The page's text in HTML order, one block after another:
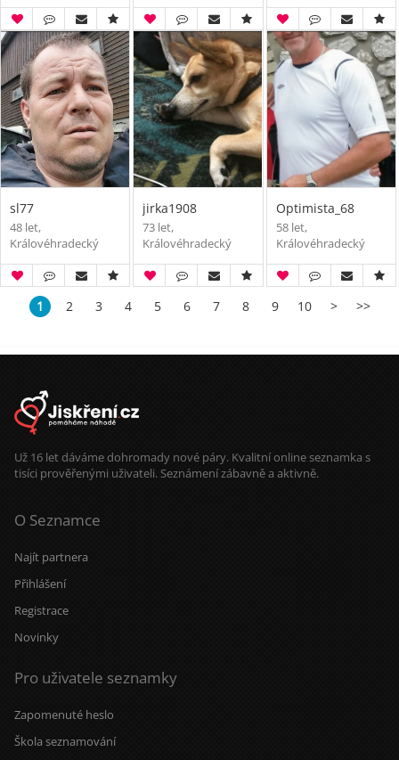
sl77
48 let,
Královéhradecký
jirka1908
73 let,
Královéhradecký
Optimista_68
58 let,
Královéhradecký
1 2 3 4 5 6 7 8 9 10 > >>
Už 16 let dáváme dohromady nové páry. Kvalitní online seznamka s
tisíci prověřenými uživateli. Seznámení zábavně a aktivně.
O Seznamce
Najít partnera
Přihlášení
Registrace
Novinky
Pro uživatele seznamky
Zapomenuté heslo
Škola seznamování